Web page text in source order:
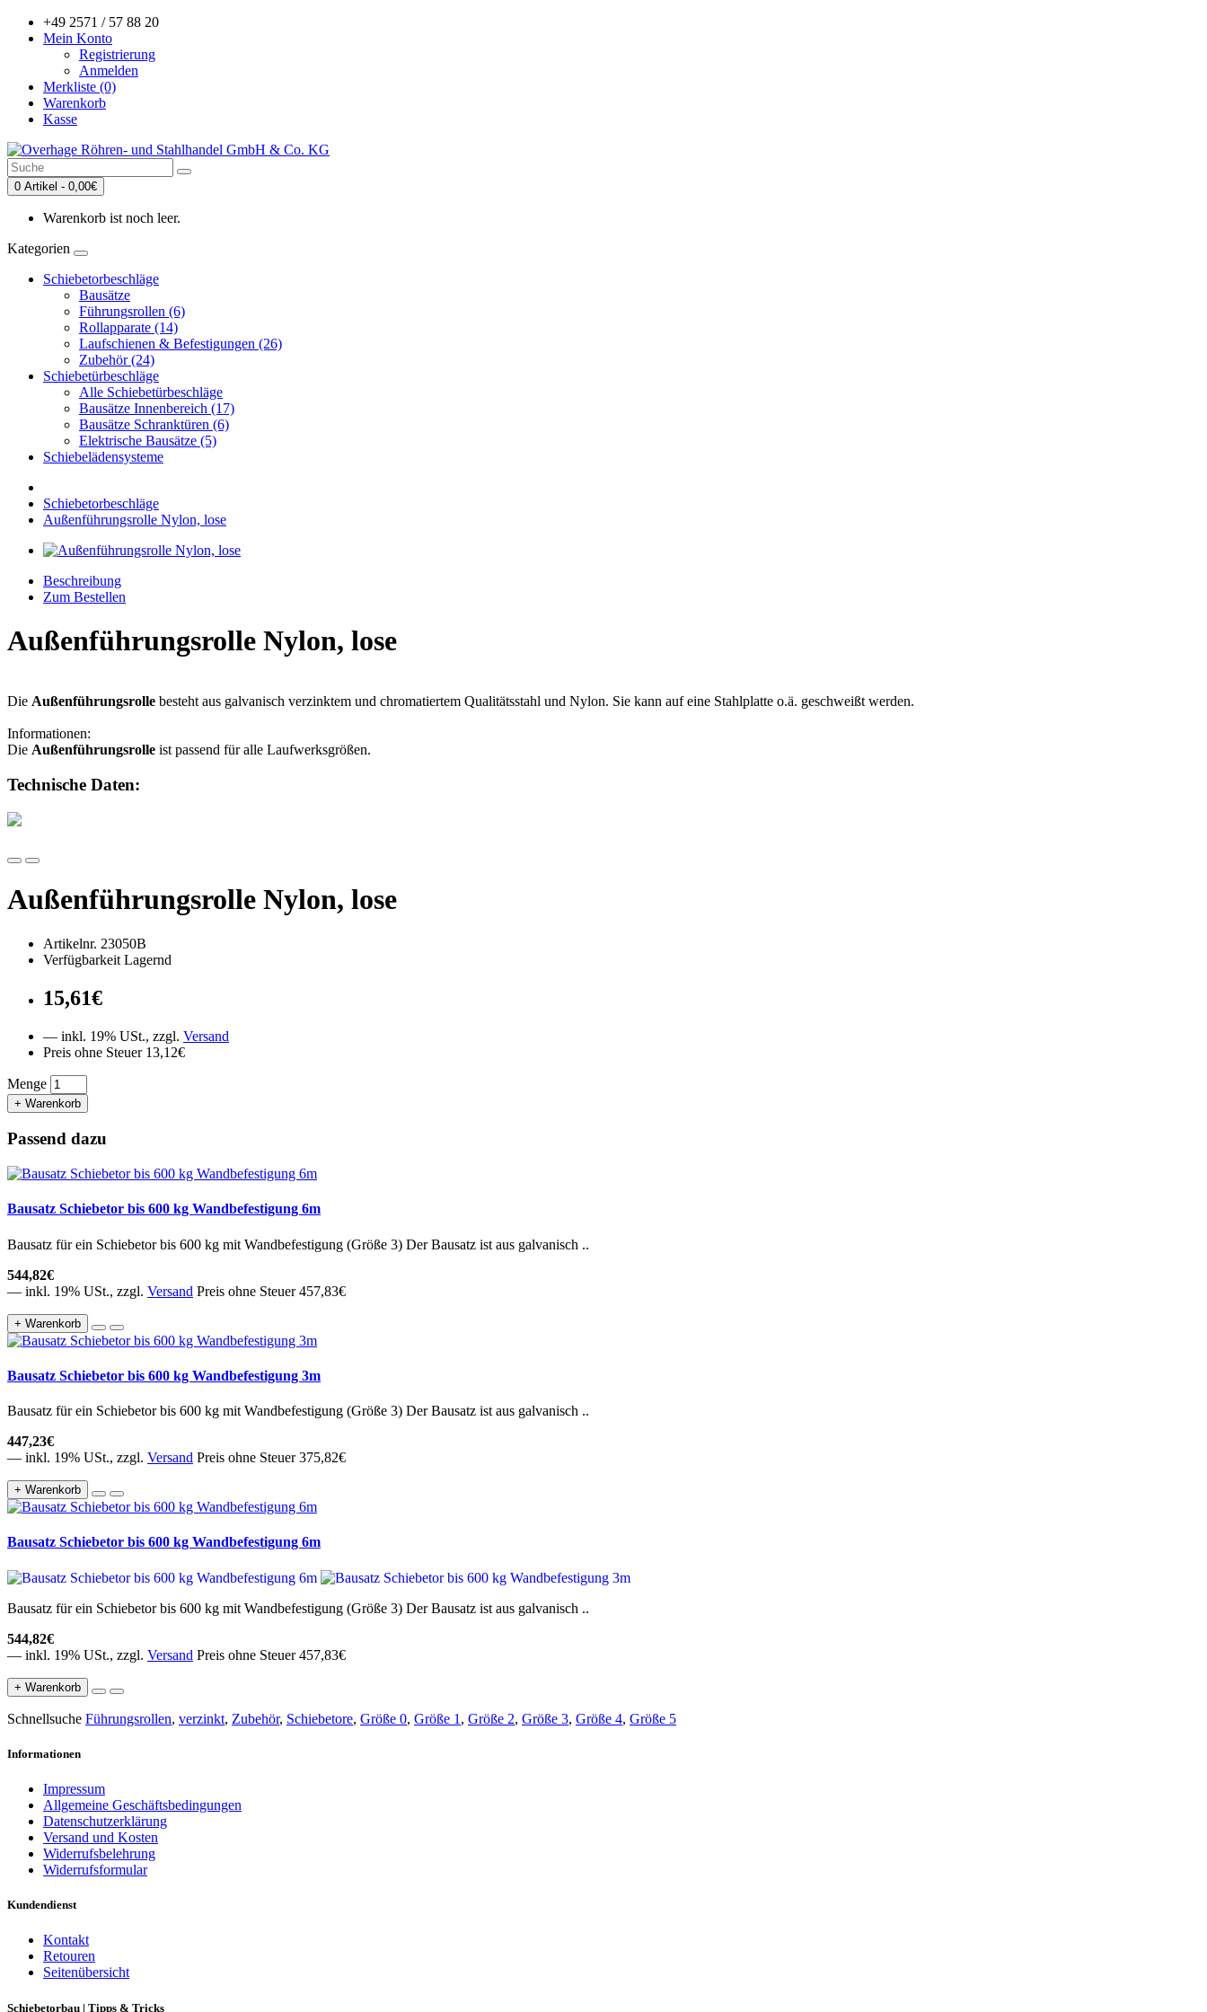
+49 2571 / 57 88 20
Mein Konto
Registrierung
Anmelden
Merkliste (0)
Warenkorb
Kasse
0 Artikel - 0,00€
Warenkorb ist noch leer.
Kategorien
Schiebetorbeschläge
Bausätze
Führungsrollen (6)
Rollapparate (14)
Laufschienen & Befestigungen (26)
Zubehör (24)
Schiebetürbeschläge
Alle Schiebetürbeschläge
Bausätze Innenbereich (17)
Bausätze Schranktüren (6)
Elektrische Bausätze (5)
Schiebelädensysteme
Schiebetorbeschläge
Außenführungsrolle Nylon, lose
Beschreibung
Zum Bestellen
Außenführungsrolle Nylon, lose
Die Außenführungsrolle besteht aus galvanisch verzinktem und chromatiertem Qualitätsstahl und Nylon. Sie kann auf eine Stahlplatte o.ä. geschweißt werden.
Informationen:
Die Außenführungsrolle ist passend für alle Laufwerksgrößen.
Technische Daten:
Außenführungsrolle Nylon, lose
Artikelnr. 23050B
Verfügbarkeit Lagernd
15,61€
— inkl. 19% USt., zzgl. Versand
Preis ohne Steuer 13,12€
Menge
+ Warenkorb
Passend dazu
Bausatz Schiebetor bis 600 kg Wandbefestigung 6m
Bausatz für ein Schiebetor bis 600 kg mit Wandbefestigung (Größe 3) Der Bausatz ist aus galvanisch ..
544,82€
— inkl. 19% USt., zzgl. Versand Preis ohne Steuer 457,83€
+ Warenkorb
Bausatz Schiebetor bis 600 kg Wandbefestigung 3m
Bausatz für ein Schiebetor bis 600 kg mit Wandbefestigung (Größe 3) Der Bausatz ist aus galvanisch ..
447,23€
— inkl. 19% USt., zzgl. Versand Preis ohne Steuer 375,82€
+ Warenkorb
Bausatz Schiebetor bis 600 kg Wandbefestigung 6m
Bausatz für ein Schiebetor bis 600 kg mit Wandbefestigung (Größe 3) Der Bausatz ist aus galvanisch ..
544,82€
— inkl. 19% USt., zzgl. Versand Preis ohne Steuer 457,83€
+ Warenkorb
Schnellsuche Führungsrollen, verzinkt, Zubehör, Schiebetore, Größe 0, Größe 1 , Größe 2, Größe 3, Größe 4, Größe 5
Informationen
Impressum
Allgemeine Geschäftsbedingungen
Datenschutzerklärung
Versand und Kosten
Widerrufsbelehrung
Widerrufsformular
Kundendienst
Kontakt
Retouren
Seitenübersicht
Schiebetorbau | Tipps & Tricks